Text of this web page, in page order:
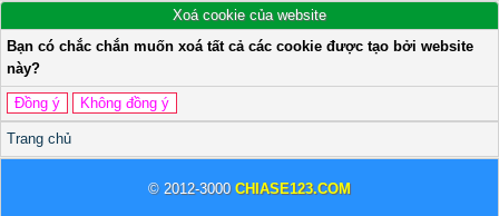
Xoá cookie của website
Bạn có chắc chắn muốn xoá tất cả các cookie được tạo bởi website
này?
Trang chủ
© 2012-3000 CHIASE123.COM